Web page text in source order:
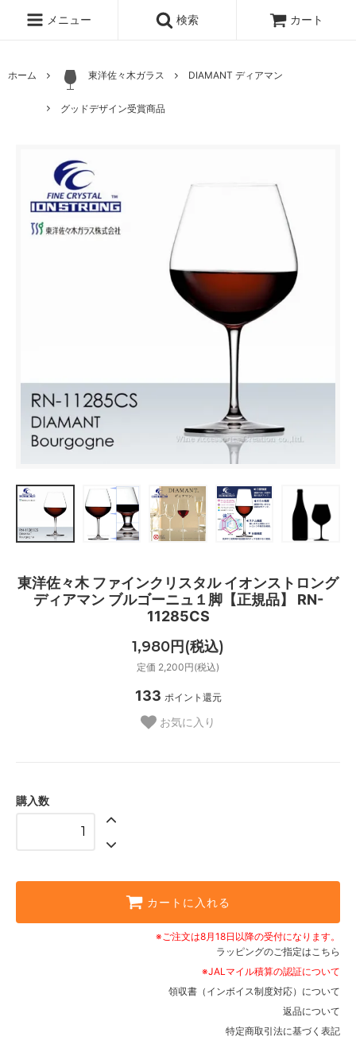
メニュー 検索 カート
ホーム 東洋佐々木ガラス DIAMANT ディアマン
グッドデザイン受賞商品
東洋佐々木 ファインクリスタル イオンストロング
ディアマン ブルゴーニュ１脚【正規品】 RN-
11285CS
1,980円(税込)
定価 2,200円(税込)
133 ポイント還元
お気に入り
購入数
カートに入れる
※ご注文は8月18日以降の受付になります。
ラッピングのご指定はこちら
※JALマイル積算の認証について
領収書（インボイス制度対応）について
返品について
特定商取引法に基づく表記